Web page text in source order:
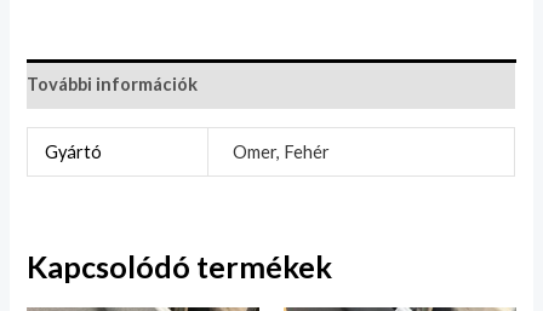
További információk
Gyártó Omer, Fehér
Kapcsolódó termékek